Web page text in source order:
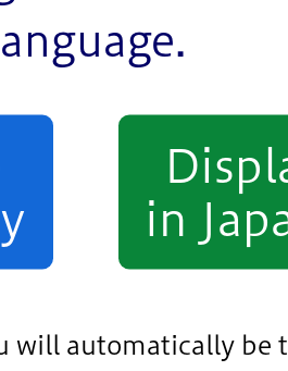
language.
in
will automatically be
日（木）の